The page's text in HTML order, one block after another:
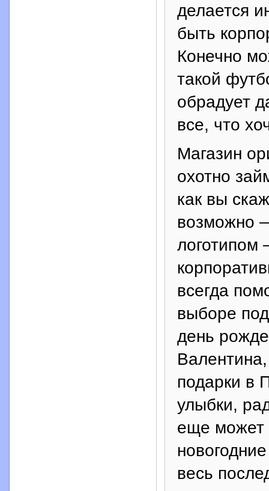
делается
быть
Конечно
такой
обрадует
все, что
Магазин
охотно
как вы
возможно
логотипом
всегда
выборе
день
подарки в
улыбки,
еще может
весь